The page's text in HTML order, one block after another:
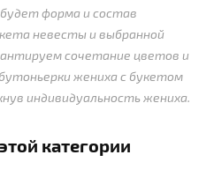
форма и состав
невесты и выбранной
сочетание цветов и
жениха с букетом
индивидуальность жениха.
категории